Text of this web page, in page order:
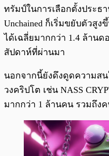
ทรัมป์ในการเลือกตั้งประธ
Unchained ก็เริ่มขยับตัวสู
ได้เฉลี่ยมากกว่า 1.4 ล้าน
สัปดาห์ที่ผ่านมา
นอกจากนี้ยังดึงดูดความส
วงคริปโต เช่น NASS
มากกว่า 1 ล้านคน รวมถึง